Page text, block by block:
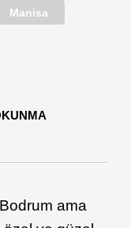
Manisa
ama